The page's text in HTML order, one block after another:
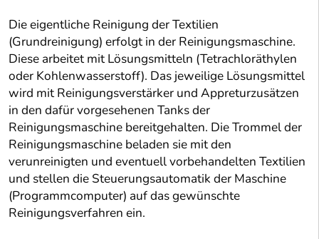
Die eigentliche Reinigung der Textilien
(Grundreinigung) erfolgt in der Reinigungsmaschine.
Diese arbeitet mit Lösungsmitteln (Tetrachloräthylen
oder Kohlenwasserstoff). Das jeweilige Lösungsmittel
wird mit Reinigungsverstärker und Appreturzusätzen
in den dafür vorgesehenen Tanks der
Reinigungsmaschine bereitgehalten. Die Trommel der
Reinigungsmaschine beladen sie mit den
verunreinigten und eventuell vorbehandelten Textilien
und stellen die Steuerungsautomatik der Maschine
(Programmcomputer) auf das gewünschte
Reinigungsverfahren ein.